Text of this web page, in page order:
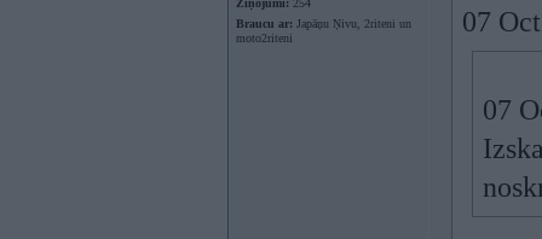
Ziņojumi: 254
Braucu ar: Japāņu Ņivu, 2riteni un
moto2riteni
07
07